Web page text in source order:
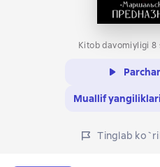
Kitob davomiyligi 8
Muallif
Tinglab